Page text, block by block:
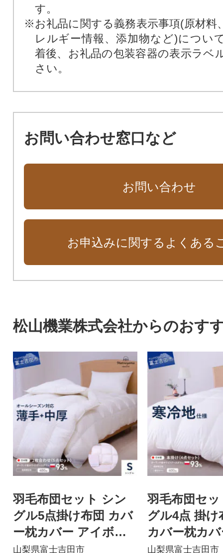
す。
※お礼品に関する義務表示事項(原材料
レルギー情報、添加物など)につい
着後、お礼品の包装容器の表示ラベ
さい。
お問い合わせ窓口など
お問い合わせ
お申込みに関するよくある
松山機業株式会社からのおす
羽毛布団セット シン
グル5点掛け布団 カバ
ー枕カバー アイボリ
ー日本製2枚合わせポ
山梨県富士吉田市
羽毛布団セ
グル4点 掛け
カバー枕カ
製 本掛け ポ
山梨県富士吉田市